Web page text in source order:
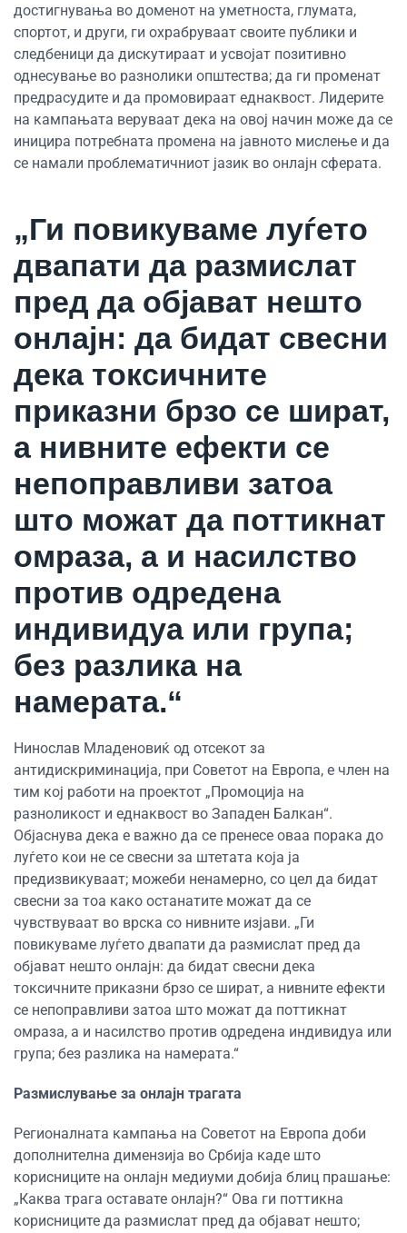
достигнувања во доменот на уметноста, глумата,
спортот, и други, ги охрабруваат своите публики и
следбеници да дискутираат и усвојат позитивно
однесување во разнолики општества; да ги променат
предрасудите и да промовираат еднаквост. Лидерите
на кампањата веруваат дека на овој начин може да се
иницира потребната промена на јавното мислење и да
се намали проблематичниот јазик во онлајн сферата.
„Ги повикуваме луѓето
двапати да размислат
пред да објават нешто
онлајн: да бидат свесни
дека токсичните
приказни брзо се шират,
а нивните ефекти се
непоправливи затоа
што можат да поттикнат
омраза, а и насилство
против одредена
индивидуа или група;
без разлика на
намерата.“
Нинослав Младеновиќ од отсекот за
антидискриминација, при Советот на Европа, е член на
тим кој работи на проектот „Промоција на
разноликост и еднаквост во Западен Балкан“.
Објаснува дека е важно да се пренесе оваа порака до
луѓето кои не се свесни за штетата која ја
предизвикуваат; можеби ненамерно, со цел да бидат
свесни за тоа како останатите можат да се
чувствуваат во врска со нивните изјави. „Ги
повикуваме луѓето двапати да размислат пред да
објават нешто онлајн: да бидат свесни дека
токсичните приказни брзо се шират, а нивните ефекти
се непоправливи затоа што можат да поттикнат
омраза, а и насилство против одредена индивидуа или
група; без разлика на намерата.“
Размислување за онлајн трагата
Регионалната кампања на Советот на Европа доби
дополнителна димензија во Србија каде што
корисниците на онлајн медиуми добија блиц прашање:
„Каква трага оставате онлајн?“ Ова ги поттикна
корисниците да размислат пред да објават нешто;